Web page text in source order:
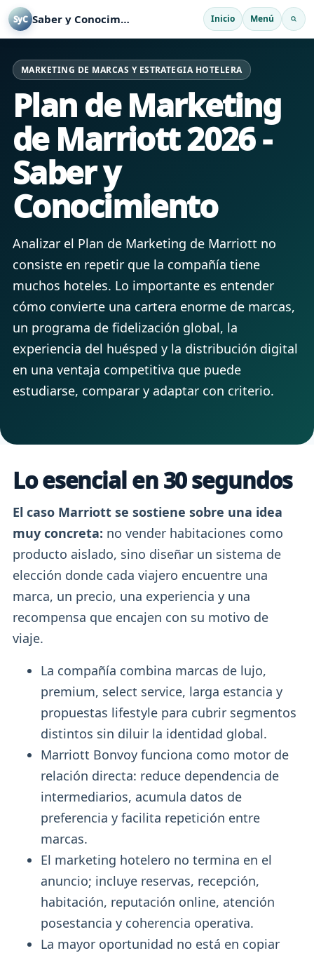
SyC Saber y Conocimiento Inicio Menú
MARKETING DE MARCAS Y ESTRATEGIA HOTELERA
Plan de Marketing
de Marriott 2026 -
Saber y
Conocimiento
Analizar el Plan de Marketing de Marriott no
consiste en repetir que la compañía tiene
muchos hoteles. Lo importante es entender
cómo convierte una cartera enorme de marcas,
un programa de fidelización global, la
experiencia del huésped y la distribución digital
en una ventaja competitiva que puede
estudiarse, comparar y adaptar con criterio.
Lo esencial en 30 segundos
El caso Marriott se sostiene sobre una idea
muy concreta: no vender habitaciones como
producto aislado, sino diseñar un sistema de
elección donde cada viajero encuentre una
marca, un precio, una experiencia y una
recompensa que encajen con su motivo de
viaje.
La compañía combina marcas de lujo,
premium, select service, larga estancia y
propuestas lifestyle para cubrir segmentos
distintos sin diluir la identidad global.
Marriott Bonvoy funciona como motor de
relación directa: reduce dependencia de
intermediarios, acumula datos de
preferencia y facilita repetición entre
marcas.
El marketing hotelero no termina en el
anuncio; incluye reservas, recepción,
habitación, reputación online, atención
posestancia y coherencia operativa.
La mayor oportunidad no está en copiar